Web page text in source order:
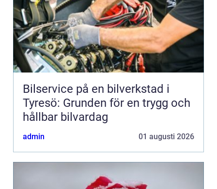
Bilservice på en bilverkstad i
Tyresö: Grunden för en trygg och
hållbar bilvardag
admin 01 augusti 2026